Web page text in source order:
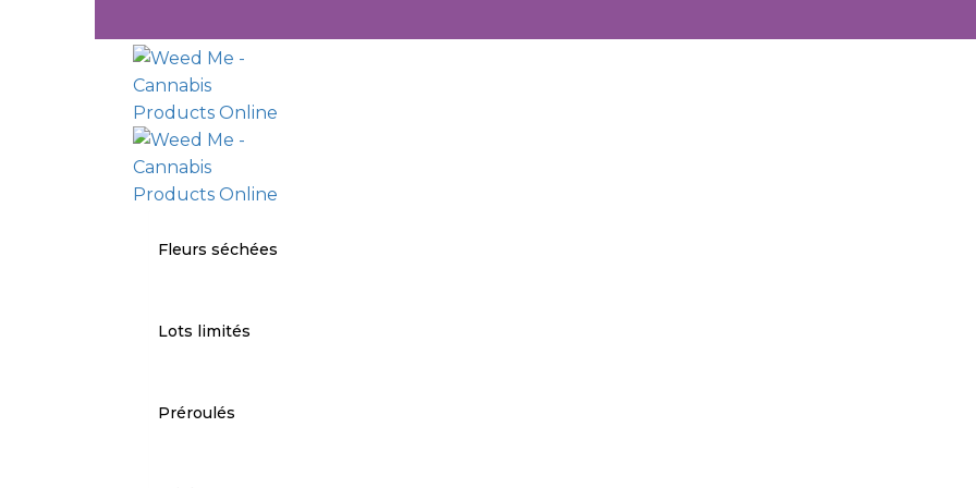
Fleurs séchées
Lots limités
Préroulés